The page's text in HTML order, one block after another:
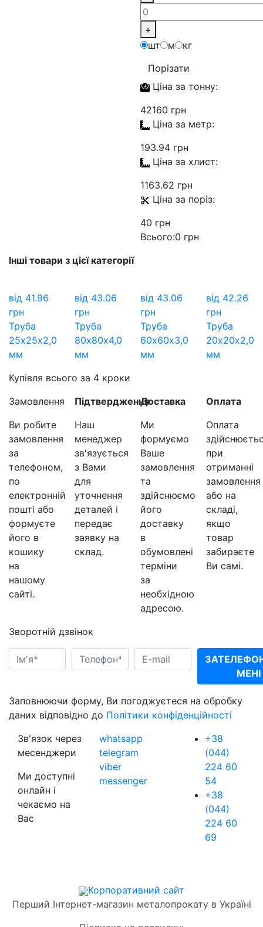
+
шт
м
кг
Порізати
Ціна за тонну:
42160 грн
Ціна за метр:
193.94 грн
Ціна за хлист:
1163.62 грн
Ціна за поріз:
40 грн
Всього:0 грн
Інші товари з цієї категорії
від 41.96
грн
Труба
25х25х2,0
мм
від 43.06
грн
Труба
80х80х4,0
мм
від 43.06
грн
Труба
60х60х3,0
мм
від 42.26
грн
Труба
20х20х2,0
мм
Купівля всього за 4 кроки
Замовлення
Ви робите
замовлення
за
телефоном,
по
електронній
пошті або
формуєте
його в
кошику
на
нашому
сайті.
Підтвердження
Наш
менеджер
зв'язується
з Вами
для
уточнення
деталей і
передає
заявку на
склад.
Доставка
Ми
формуємо
Ваше
замовлення
та
здійснюємо
його
доставку
в
обумовлені
терміни
за
необхідною
адресою.
Оплата
Оплата
при
отриманні
замовлення
або на
складі,
якщо
товар
забираєте
Ви самі.
Зворотній дзвінок
МЕНІ
Заповнюючи форму, Ви погоджуєтеся на обробку
даних відповідно до Політики конфіденційності
Зв'язок через
месенджери
Ми доступні
онлайн і
чекаємо на
Вас
whatsapp
telegram
viber
messenger
+38
(044)
224 60
54
+38
(044)
224 60
69
Корпоративний сайт
Перший Інтернет-магазин металопрокату в Україні